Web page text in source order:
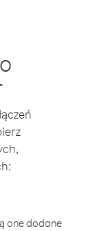
one dodane